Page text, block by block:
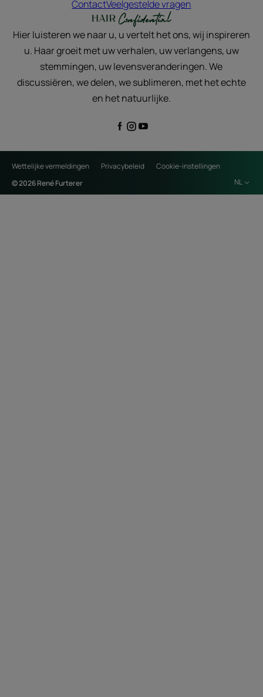
ContactVeelgestelde vragen
Hier luisteren we naar u, u vertelt het ons, wij inspireren
u. Haar groeit met uw verhalen, uw verlangens, uw
stemmingen, uw levensveranderingen. We
discussiëren, we delen, we sublimeren, met het echte
en het natuurlijke.
Wettelijke vermeldingen Privacybeleid
Cookie-instellingen
© 2026 René Furterer
NL